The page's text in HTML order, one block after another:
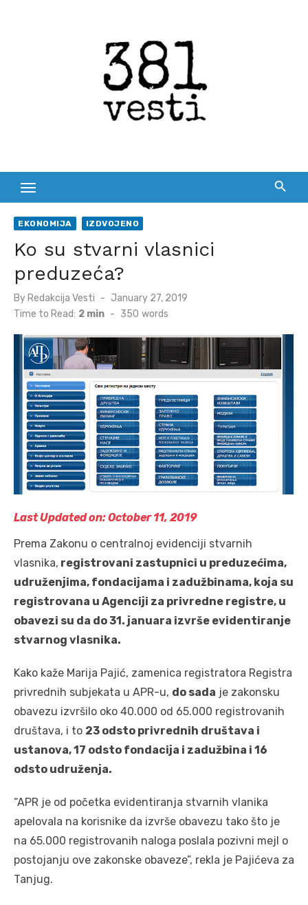
EKONOMIJA IZDVOJENO
Ko su stvarni vlasnici
preduzeća?
By Redakcija Vesti
Posted
January 27, 2019
Time to Read: 2 min - 350 words
Last Updated on: October 11, 2019
Prema Zakonu o centralnoj evidenciji stvarnih
vlasnika, registrovani zastupnici u preduzećima,
udruženjima, fondacijama i zadužbinama, koja su
registrovana u Agenciji za privredne registre, u
obavezi su da do 31. januara izvrše evidentiranje
stvarnog vlasnika.
Kako kaže Marija Pajić, zamenica registratora Registra
privrednih subjekata u APR-u, do sada je zakonsku
obavezu izvršilo oko 40.000 od 65.000 registrovanih
društava, i to 23 odsto privrednih društava i
ustanova, 17 odsto fondacija i zadužbina i 16
odsto udruženja.
“APR je od početka evidentiranja stvarnih vlanika
apelovala na korisnike da izvrše obavezu tako što je
na 65.000 registrovanih naloga poslala pozivni mejl o
postojanju ove zakonske obaveze”, rekla je Pajićeva za
Tanjug.